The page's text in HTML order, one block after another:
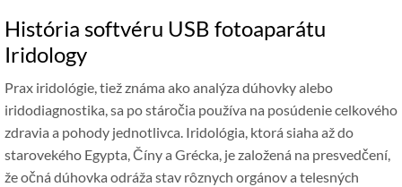
História softvéru USB fotoaparátu
Iridology
Prax iridológie, tiež známa ako analýza dúhovky alebo
iridodiagnostika, sa po stáročia používa na posúdenie celkového
zdravia a pohody jednotlivca. Iridológia, ktorá siaha až do
starovekého Egypta, Číny a Grécka, je založená na presvedčení,
že očná dúhovka odráža stav rôznych orgánov a telesných